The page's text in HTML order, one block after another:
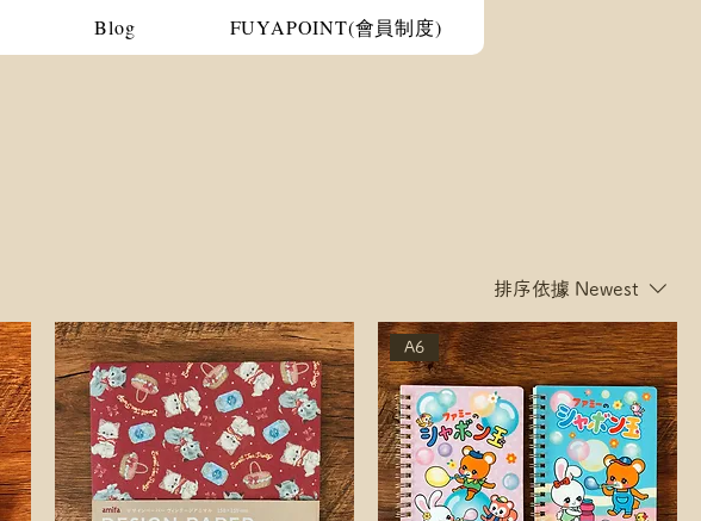
Blog FUYAPOINT(會員制度)
排序依據 Newest
A6